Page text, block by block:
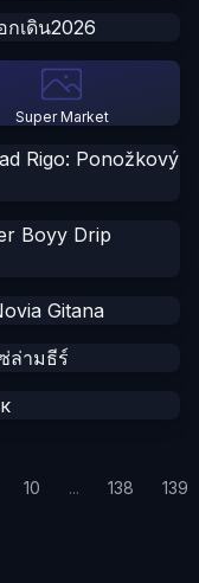
Super Market
10 ... 138 139